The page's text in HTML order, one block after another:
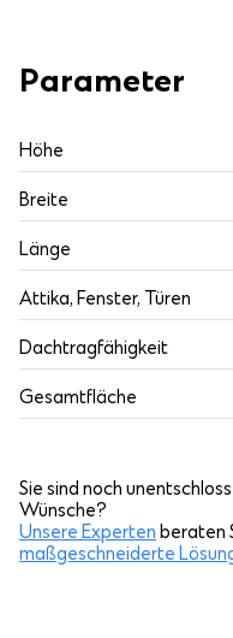
Parameter
Höhe
Breite
Länge
Attika, Fenster, Türen
Dachtragfähigkeit
Gesamtfläche
Sie sind noch
Wünsche?
Unsere Experten beraten
maßgeschneiderte